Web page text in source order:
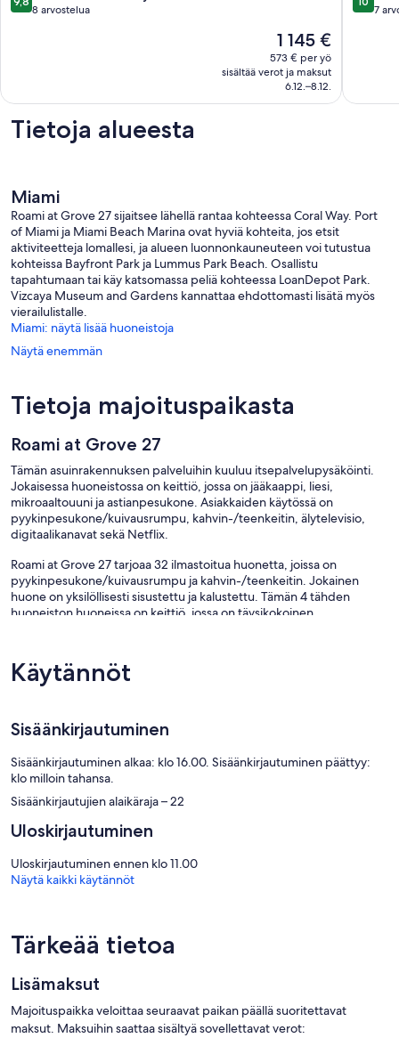
and
North
Miami
kautta8 arvostelua
Hinta
on
1 145 €
1 145 €
573 € per yö
sisältää verot ja maksut
6.12.–8.12.
Gables
kautta
7
Tietoja alueesta
Miami
Roami at Grove 27 sijaitsee lähellä rantaa kohteessa Coral Way. Port
of Miami ja Miami Beach Marina ovat hyviä kohteita, jos etsit
aktiviteetteja lomallesi, ja alueen luonnonkauneuteen voi tutustua
kohteissa Bayfront Park ja Lummus Park Beach. Osallistu
tapahtumaan tai käy katsomassa peliä kohteessa LoanDepot Park.
Vizcaya Museum and Gardens kannattaa ehdottomasti lisätä myös
vierailulistalle.
Miami: näytä lisää huoneistoja
Näytä enemmän
Tietoja majoituspaikasta
Roami at Grove 27
Tämän asuinrakennuksen palveluihin kuuluu itsepalvelupysäköinti.
Jokaisessa huoneistossa on keittiö, jossa on jääkaappi, liesi,
mikroaaltouuni ja astianpesukone. Asiakkaiden käytössä on
pyykinpesukone/kuivausrumpu, kahvin-/teenkeitin, älytelevisio,
digitaalikanavat sekä Netflix.
Roami at Grove 27 tarjoaa 32 ilmastoitua huonetta, joissa on
pyykinpesukone/kuivausrumpu ja kahvin-/teenkeitin. Jokainen
huone on yksilöllisesti sisustettu ja kalustettu. Tämän 4 tähden
huoneiston huoneissa on keittiö, jossa on täysikokoinen
hygieniatuotteet ja hiustenkuivaaja.
Asiakkaat voivat surffata verkossa käyttämällä huonehintaan
Käytännöt
Sisäänkirjautuminen
Sisäänkirjautuminen alkaa: klo 16.00. Sisäänkirjautuminen päättyy:
klo milloin tahansa.
Sisäänkirjautujien alaikäraja – 22
Uloskirjautuminen
Uloskirjautuminen ennen klo 11.00
Näytä kaikki käytännöt
Tärkeää tietoa
Lisämaksut
Majoituspaikka veloittaa seuraavat paikan päällä suoritettavat
maksut. Maksuihin saattaa sisältyä sovellettavat verot: